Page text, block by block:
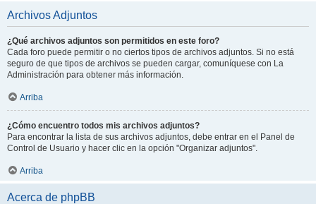
Archivos Adjuntos
¿Qué archivos adjuntos son permitidos en este foro?
Cada foro puede permitir o no ciertos tipos de archivos adjuntos. Si no está
seguro de que tipos de archivos se pueden cargar, comuníquese con La
Administración para obtener más información.
Arriba
¿Cómo encuentro todos mis archivos adjuntos?
Para encontrar la lista de sus archivos adjuntos, debe entrar en el Panel de
Control de Usuario y hacer clic en la opción "Organizar adjuntos".
Arriba
Acerca de phpBB